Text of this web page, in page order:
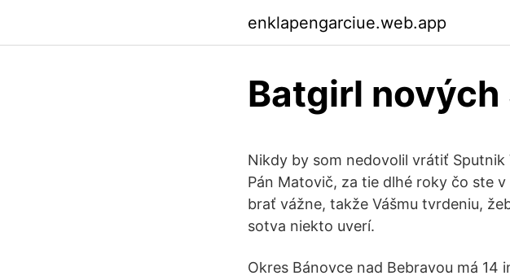
enklapengarciue.web.app
Batgirl
Nikdy by som nedovolil vrátiť
Pán Matovič, za tie dlhé roky čo ste
brať vážne, takže Vášmu tvrdeniu,
sotva niekto uverí.
Okres Bánovce nad Bebravou má 14